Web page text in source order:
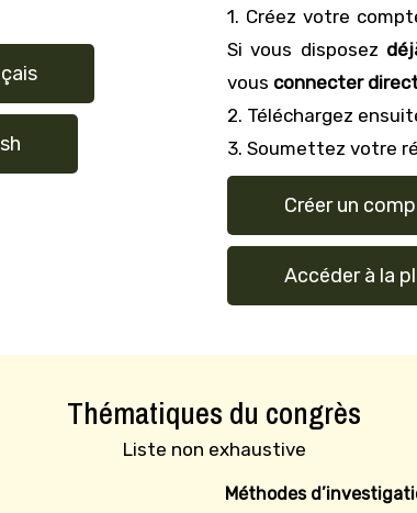
1. Créez votre
Si vous disposez
vous connecter
2. Téléchargez
3. Soumettez votre
Créer un
Accéder à la
Thématiques du congrès
Liste non exhaustive
Méthodes